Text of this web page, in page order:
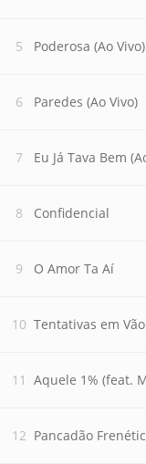
Poderosa (Ao Vivo)
Paredes (Ao Vivo)
Eu Já Tava Bem
Confidencial
O Amor Ta Aí
Tentativas em Vão (feat.
Aquele 1% (feat.
Pancadão